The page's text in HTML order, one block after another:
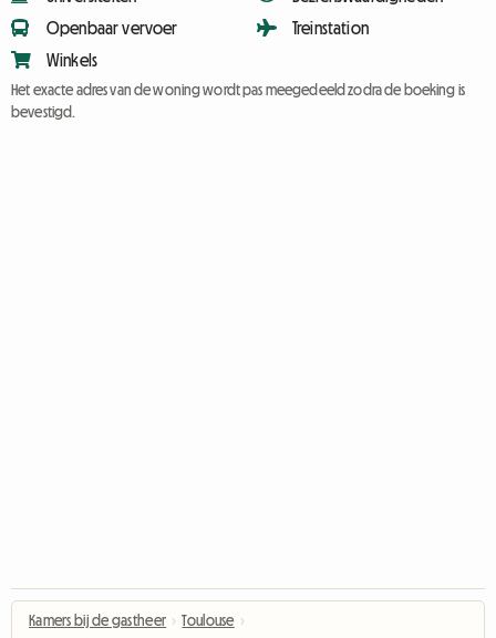
Openbaar vervoer
Winkels
Treinstation
Het exacte adres van de woning wordt pas meegedeeld zodra de boeking is
bevestigd.
Kamers bij de gastheer › Toulouse ›